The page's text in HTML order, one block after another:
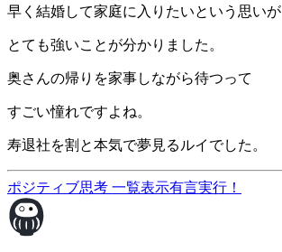
早く結婚して家庭に入りたいという思いが
とても強いことが分かりました。
奥さんの帰りを家事しながら待つって
すごい憧れですよね。
寿退社を割と本気で夢見るルイでした。
ポジティブ思考 一覧表示有言実行！